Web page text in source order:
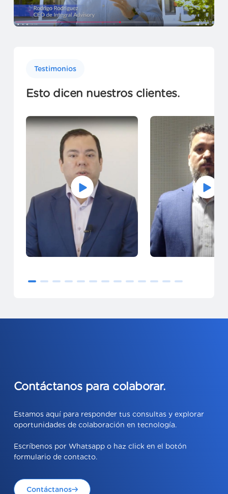
Testimonios
Esto dicen nuestros clientes.
Director de
Contáctanos para colaborar.
Estamos aquí para responder tus consultas y explorar
oportunidades de colaboración en tecnología.
Escríbenos por Whatsapp o haz click en el botón
formulario de contacto.
Contáctanos